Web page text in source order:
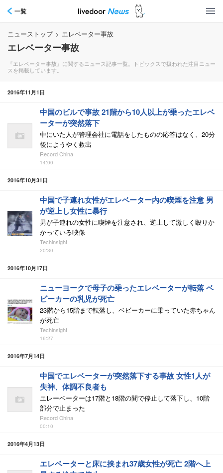
一覧
ニューストップ > エレベーター事故
エレベーター事故
『エレベーター事故』に関するニュース記事一覧。トピックスで扱われた注目ニュー
スを掲載しています。
2016年11月1日
中国のビルで事故 21階から10人以上が乗ったエレベ
ーターが突然落下
中にいた人が管理会社に電話をしたものの応答はなく、20分
後にようやく救出
Record China
14:00
2016年10月31日
中国で子連れ女性がエレベーター内の喫煙を注意 男
が逆上し女性に暴行
男が子連れの女性に喫煙を注意され、逆上して激しく殴りか
かっている映像
Techinsight
20:30
2016年10月17日
ニューヨークで母子の乗ったエレベーターが転落 ベ
ビーカーの乳児が死亡
23階から15階まで転落し、ベビーカーに乗っていた赤ちゃん
が死亡
Techinsight
16:27
2016年7月14日
中国でエレベーターが突然落下する事故 女性1人が
失神、体調不良者も
エレーベーターは17階と18階の間で停止して落下し、10階
部分で止まった
Record China
00:10
2016年4月13日
エレベーターと床に挟まれ37歳女性が死亡 2階へ上